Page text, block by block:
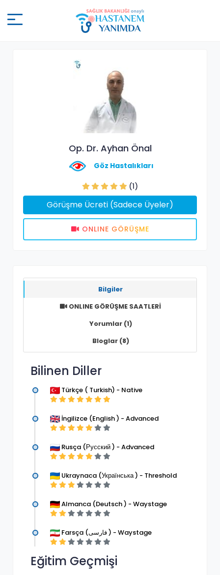
Op. Dr. Ayhan Önal
Göz Hastalıkları
(1)
Görüşme Ücreti (Sadece Üyeler)
ONLINE GÖRÜŞME
Bilgiler
ONLINE GÖRÜŞME SAATLERİ
Yorumlar (1)
Bloglar (8)
Bilinen Diller
Türkçe ( Turkish) - Native
İngilizce (English ) - Advanced
Rusça (Русский ) - Advanced
Ukraynaca (Українська ) - Threshold
Almanca (Deutsch ) - Waystage
Farsça (فارسی ) - Waystage
Eğitim Geçmişi